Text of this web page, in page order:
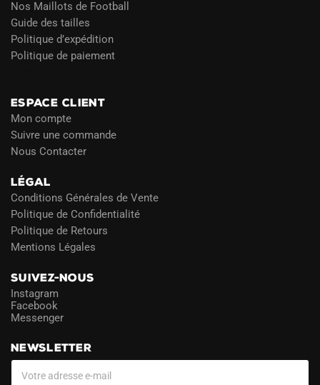
Nos Maillots de Football
Guide des tailles
Politique d’expédition
Politique de paiement
ESPACE CLIENT
Mon compte
Suivre une commande
Nous Contacter
LÉGAL
Conditions Générales de Vente
Politique de Confidentialité
Politique de Retours
Mentions Légales
SUIVEZ-NOUS
Instagram
Facebook
Messenger
NEWSLETTER